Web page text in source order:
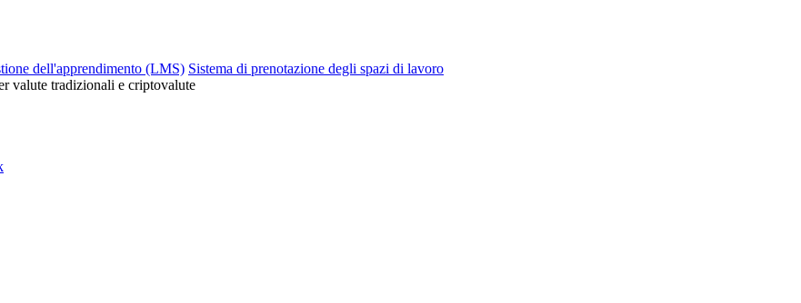
dell'apprendimento (LMS) Sistema di prenotazione degli spazi di lavoro
valute tradizionali e criptovalute